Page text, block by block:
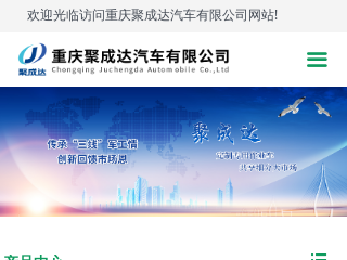
欢迎光临访问重庆聚成达汽车有限公司网站!
끀